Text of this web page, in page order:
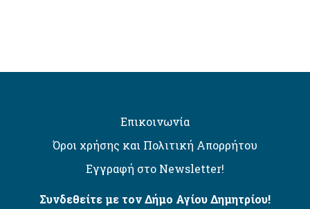
Επικοινωνία
Όροι χρήσης και Πολιτική Απορρήτου
Εγγραφή στο Newsletter!
Συνδεθείτε με τον Δήμο Αγίου Δημητρίου!